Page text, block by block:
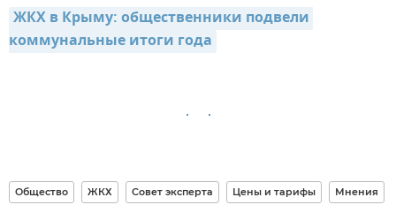
ЖКХ в Крыму: общественники подвели
коммунальные итоги года
Общество ЖКХ Совет эксперта Цены и тарифы Мнения